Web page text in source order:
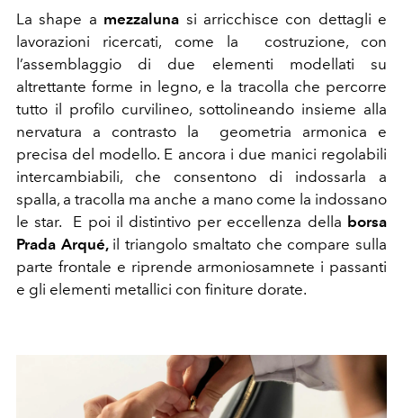
La shape a mezzaluna si arricchisce con dettagli e
lavorazioni ricercati, come la costruzione, con
l’assemblaggio di due elementi modellati su
altrettante forme in legno, e la tracolla che percorre
tutto il profilo curvilineo, sottolineando insieme alla
nervatura a contrasto la geometria armonica e
precisa del modello. E ancora i due manici regolabili
intercambiabili, che consentono di indossarla a
spalla, a tracolla ma anche a mano come la indossano
le star. E poi il distintivo per eccellenza della borsa
Prada Arqué, il triangolo smaltato che compare sulla
parte frontale e riprende armoniosamnete i passanti
e gli elementi metallici con finiture dorate.